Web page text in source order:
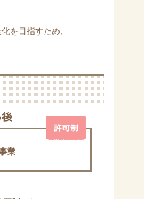
を目指すため、
業